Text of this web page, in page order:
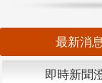
最新消
即時新聞